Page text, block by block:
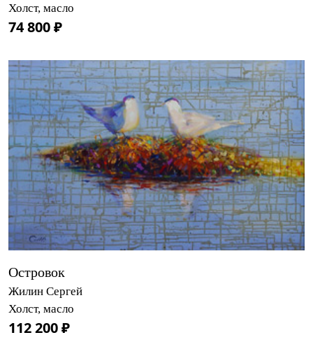
Холст, масло
74 800 ₽
Островок
Жилин Сергей
Холст, масло
112 200 ₽